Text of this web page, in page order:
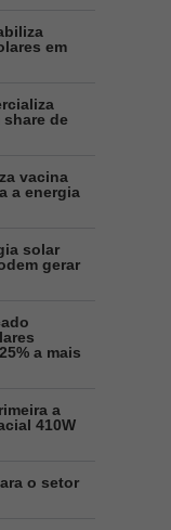
em
de
vacina
a energia
solar
gerar
a mais
a
410W
o setor